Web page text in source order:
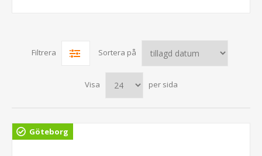
Filtrera Sortera på
Visa per sida
Göteborg